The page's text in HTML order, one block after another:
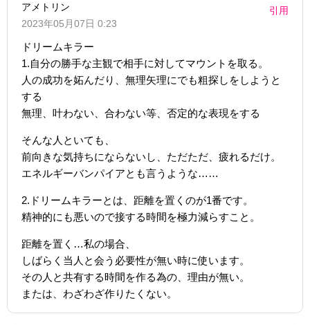
アメトリン
2023年05月07日 0:23
引用
ドリームキラー
1.自分の勝手な主観で相手に対してマウントを取る。
人の成功を妬んだり、無理矢理にでも粗探しをしようと
する
無理、叶わない、合わない等、否定的な表現をする
そんな人といても、
前向きな気持ちにならないし、ただただ、疲れるだけ。
エネルギーバンパイアとも言うような……
2.ドリームキラーとは、距離を置くのが1番です。
精神的にも悪いので接する時間を極力減らすこと。
距離を置く…私の場合、
しばらく当人と会う必要性が無い時に使います。
その人と共有する時間を作る為の、理由が無い。
または、わざわざ作りたくない。